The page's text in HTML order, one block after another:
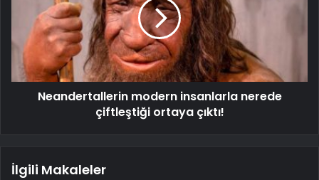
Neandertallerin modern insanlarla nerede
çiftleştiği ortaya çıktı!
İlgili Makaleler